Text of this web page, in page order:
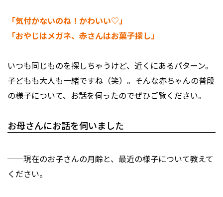
「気付かないのね！かわいい♡」
「おやじはメガネ、赤さんはお菓子探し」
いつも同じものを探しちゃうけど、近くにあるパターン。
子どもも大人も一緒ですね（笑）。そんな赤ちゃんの普段
の様子について、お話を伺ったのでぜひご覧ください。
お母さんにお話を伺いました
──現在のお子さんの月齢と、最近の様子について教えて
ください。